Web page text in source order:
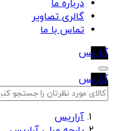
درباره ما
گالری تصاویر
تماس با ما
آراریس
آراریس
آراریس